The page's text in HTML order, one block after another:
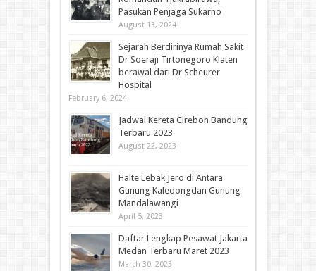
Pasukan Penjaga Sukarno
August 13, 2024
Sejarah Berdirinya Rumah Sakit
Dr Soeraji Tirtonegoro Klaten
berawal dari Dr Scheurer
Hospital
February 6, 2024
Jadwal Kereta Cirebon Bandung
Terbaru 2023
August 22, 2023
Halte Lebak Jero di Antara
Gunung Kaledongdan Gunung
Mandalawangi
April 5, 2023
Daftar Lengkap Pesawat Jakarta
Medan Terbaru Maret 2023
March 30, 2023